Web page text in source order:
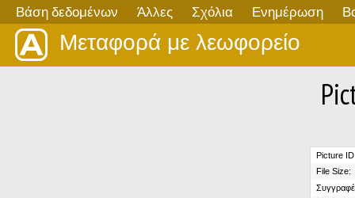
Βάση δεδομένων Άλλες Σχόλια Ενημέρωση
Μεταφορά με λεωφορείο
Picture
File Size: